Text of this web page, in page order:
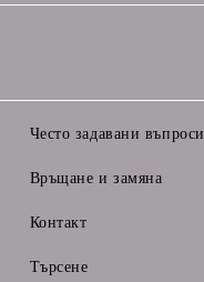
Често задавани въпроси
Връщане и замяна
Контакт
Търсене